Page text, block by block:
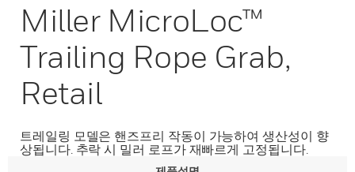
Miller MicroLoc™
Trailing Rope Grab,
Retail
트레일링 모델은 핸즈프리 작동이 가능하여 생산성이 향
상됩니다. 추락 시 밀러 로프가 재빠르게 고정됩니다.